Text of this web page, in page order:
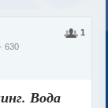
1
630
Вода